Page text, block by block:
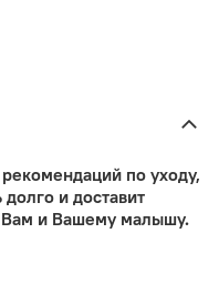
по уходу,
и доставит
и Вашему малышу.